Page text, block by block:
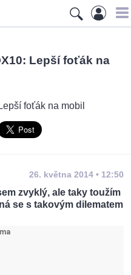
Lepší foťák na
26. května 2014 • 12:50
zvyklý, ale taky toužím
se s takovým dilematem